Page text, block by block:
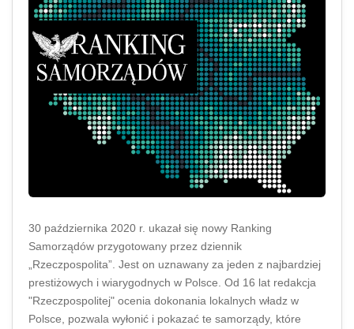
30 października 2020 r. ukazał się nowy Ranking
Samorządów przygotowany przez dziennik
„Rzeczpospolita”. Jest on uznawany za jeden z najbardziej
prestiżowych i wiarygodnych w Polsce. Od 16 lat redakcja
"Rzeczpospolitej" ocenia dokonania lokalnych władz w
Polsce, pozwala wyłonić i pokazać te samorządy, które